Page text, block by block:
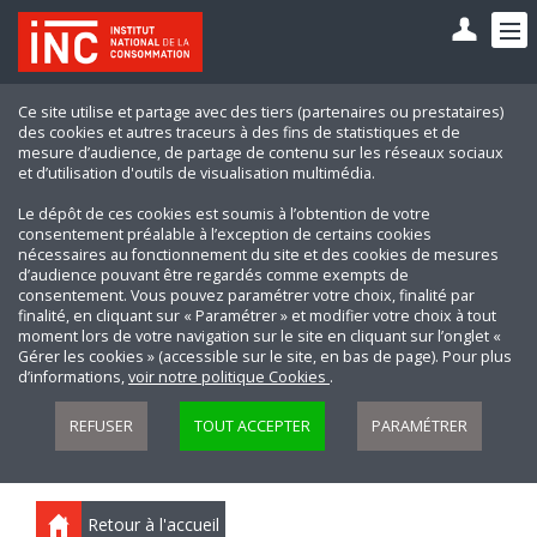
Ce site utilise et partage avec des tiers (partenaires ou prestataires)
des cookies et autres traceurs à des fins de statistiques et de
mesure d’audience, de partage de contenu sur les réseaux sociaux
et d’utilisation d'outils de visualisation multimédia.
Le dépôt de ces cookies est soumis à l’obtention de votre
consentement préalable à l’exception de certains cookies
nécessaires au fonctionnement du site et des cookies de mesures
d’audience pouvant être regardés comme exempts de
consentement. Vous pouvez paramétrer votre choix, finalité par
finalité, en cliquant sur « Paramétrer » et modifier votre choix à tout
moment lors de votre navigation sur le site en cliquant sur l’onglet «
Gérer les cookies » (accessible sur le site, en bas de page). Pour plus
d’informations,voir notre politique Cookies .
REFUSER TOUT ACCEPTER PARAMÉTRER
Retour à l'accueil